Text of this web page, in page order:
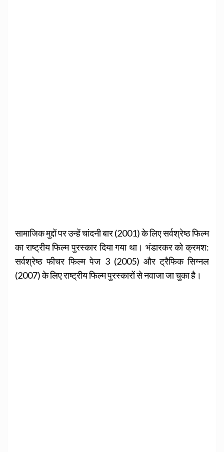
सामाजिक मुद्दों पर उन्‍हें चांदनी बार (2001) के लिए सर्वश्रेष्‍ठ फिल्‍म
का राष्‍ट्रीय फिल्‍म पुरस्‍कार दिया गया था। भंडारकर को क्रमश:
सर्वश्रे‍ष्‍ठ फीचर फिल्‍म पेज 3 (2005) और ट्रैफिक सिग्‍नल
(2007) के लिए राष्‍ट्रीय फिल्‍म पुरस्‍कारों से नवाजा जा चुका है।